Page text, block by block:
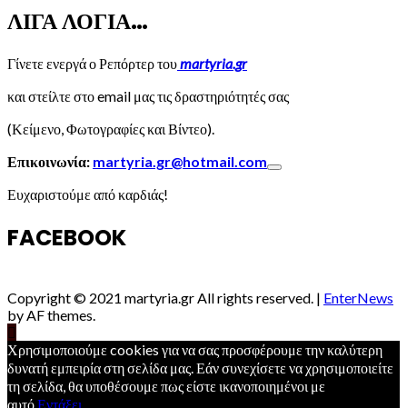
ΛΙΓΑ ΛΟΓΙΑ…
Γίνετε ενεργά ο Ρεπόρτερ τουmartyria.gr
και στείλτε στο email μας τις δραστηριότητές σας
(Κείμενο, Φωτογραφίες και Βίντεο).
Επικοινωνία: martyria.gr@hotmail.com
Ευχαριστούμε από καρδιάς!
FACEBOOK
Copyright © 2021 martyria.gr All rights reserved. | EnterNews
by AF themes.
Χρησιμοποιούμε cookies για να σας προσφέρουμε την καλύτερη
δυνατή εμπειρία στη σελίδα μας. Εάν συνεχίσετε να χρησιμοποιείτε
τη σελίδα, θα υποθέσουμε πως είστε ικανοποιημένοι με
αυτό.Εντάξει